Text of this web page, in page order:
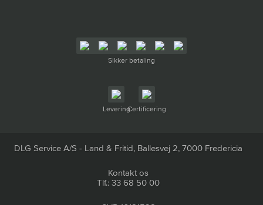
Sikker betaling
LeveringCertificering
DLG Service A/S - Land & Fritid, Ballesvej 2, 7000 Fredericia
Kontakt os
Tlf.: 33 68 50 00